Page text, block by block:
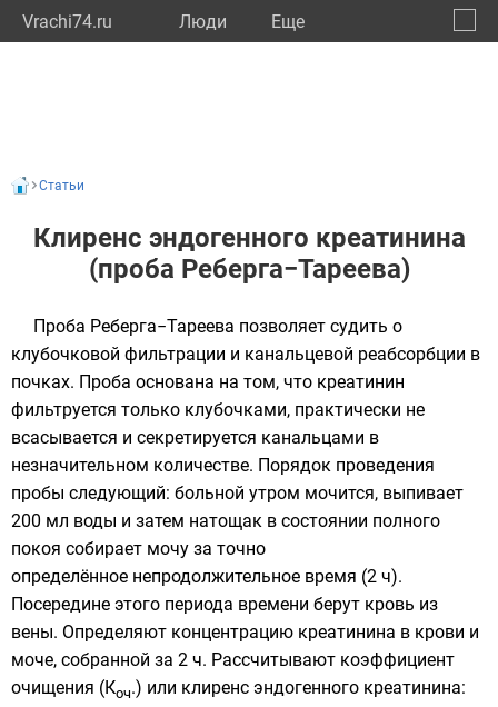
Vrachi74.ru Люди Eще
Статьи
Клиренс эндогенного креатинина
(проба Реберга−Тареева)
Проба Реберга−Тареева позволяет судить о
клубочковой фильтрации и канальцевой реабсорбции в
почках. Проба основана на том, что креатинин
фильтруется только клубочками, практически не
всасывается и секретируется канальцами в
незначительном количестве. Порядок проведения
пробы следующий: больной утром мочится, выпивает
200 мл воды и затем натощак в состоянии полного
покоя собирает мочу за точно
определённое непродолжительное время (2 ч).
Посередине этого периода времени берут кровь из
вены. Определяют концентрацию креатинина в крови и
моче, собранной за 2 ч. Рассчитывают коэффициент
очищения (Коч.) или клиренс эндогенного креатинина: